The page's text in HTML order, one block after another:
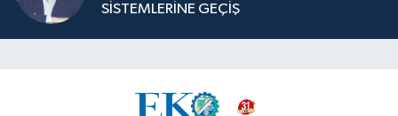
SİSTEMLERİNE GEÇİŞ